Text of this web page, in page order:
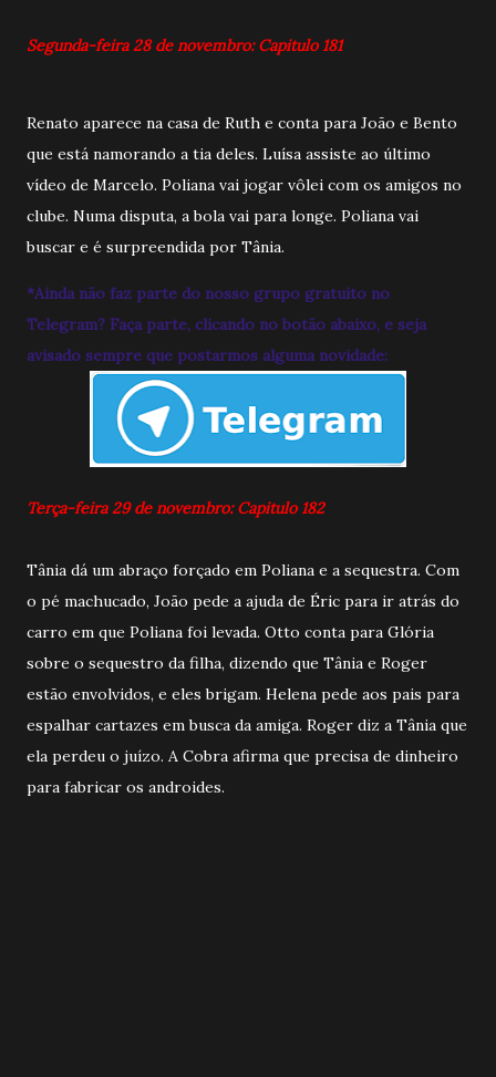
Segunda-feira 28 de novembro: Capitulo 181
Renato aparece na casa de Ruth e conta para João e Bento
que está namorando a tia deles. Luísa assiste ao último
vídeo de Marcelo. Poliana vai jogar vôlei com os amigos no
clube. Numa disputa, a bola vai para longe. Poliana vai
buscar e é surpreendida por Tânia.
*Ainda não faz parte do nosso grupo gratuito no
Telegram? Faça parte, clicando no botão abaixo, e seja
avisado sempre que postarmos alguma novidade:
Terça-feira 29 de novembro: Capitulo 182
Tânia dá um abraço forçado em Poliana e a sequestra. Com
o pé machucado, João pede a ajuda de Éric para ir atrás do
carro em que Poliana foi levada. Otto conta para Glória
sobre o sequestro da filha, dizendo que Tânia e Roger
estão envolvidos, e eles brigam. Helena pede aos pais para
espalhar cartazes em busca da amiga. Roger diz a Tânia que
ela perdeu o juízo. A Cobra afirma que precisa de dinheiro
para fabricar os androides.